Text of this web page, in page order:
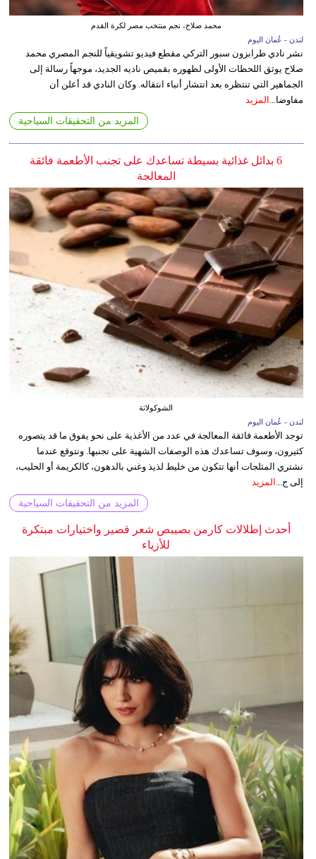
محمد صلاح، نجم منتخب مصر لكرة القدم
لندن - عُمان اليوم
نشر نادي طرابزون سبور التركي مقطع فيديو تشويقياً للنجم المصري محمد
صلاح يوثق اللحظات الأولى لظهوره بقميص ناديه الجديد، موجهاً رسالة إلى
الجماهير التي تنتظره بعد انتشار أنباء انتقاله. وكان النادي قد أعلن أن
مفاوضا...
المزيد
المزيد من التحقيقات السياحية
6 بدائل غذائية بسيطة تساعدك على تجنب الأطعمة فائقة
المعالجة
الشوكولاتة
لندن - عُمان اليوم
توجد الأطعمة فائقة المعالجة في عدد من الأغذية على نحو يفوق ما قد يتصوره
كثيرون، وسوف تساعدك هذه الوصفات الشهية على تجنبها. ونتوقع عندما
نشتري المثلجات أنها تتكون من خليط لذيذ وغني بالدهون، كالكريمة أو الحليب،
إلى ج... المزيد
المزيد من التحقيقات السياحية
أحدث إطلالات كارمن بصيبص شعر قصير واختيارات مبتكرة
للأزياء